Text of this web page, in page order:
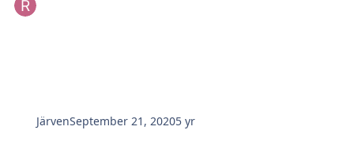
JärvenSeptember 21, 20205 yr